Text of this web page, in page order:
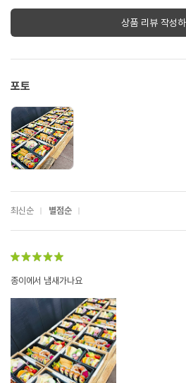
상품 리뷰 작성하
포토
최신순 별점순
종이에서 냄새가나요